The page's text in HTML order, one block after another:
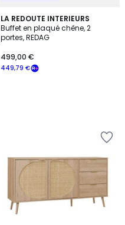
LA REDOUTE INTERIEURS
Buffet en plaqué chêne, 2
portes, REDAG
449,79 €
499,00 €